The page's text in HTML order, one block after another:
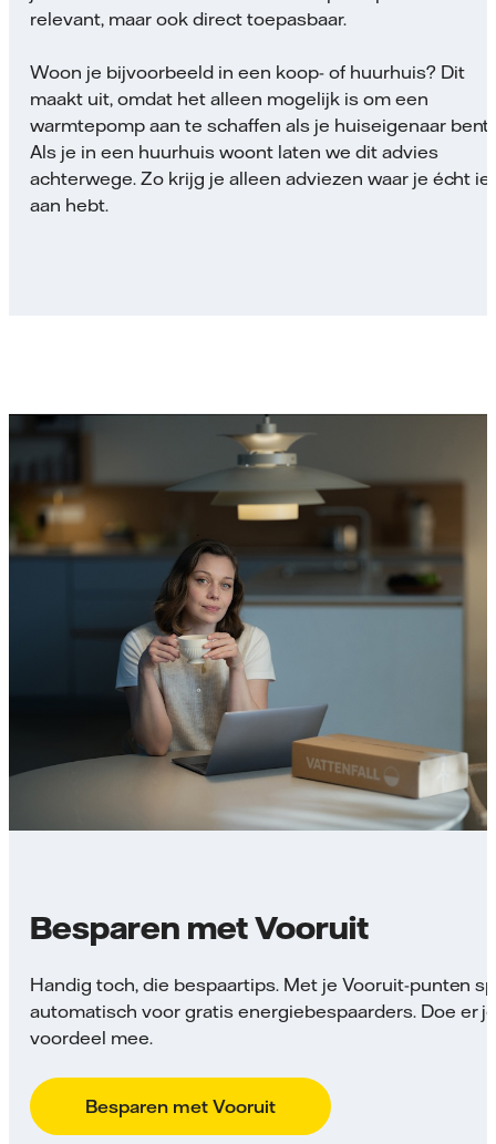
relevant, maar ook direct toepasbaar.
Woon je bijvoorbeeld in een koop- of huurhuis? Dit
maakt uit, omdat het alleen mogelijk is om een
warmtepomp aan te schaffen als je huiseigenaar bent.
Als je in een huurhuis woont laten we dit advies
achterwege. Zo krijg je alleen adviezen waar je écht
aan hebt.
Besparen met Vooruit
Handig toch, die bespaartips. Met je Vooruit-punten
automatisch voor gratis energiebespaarders. Doe er
voordeel mee.
Besparen met Vooruit